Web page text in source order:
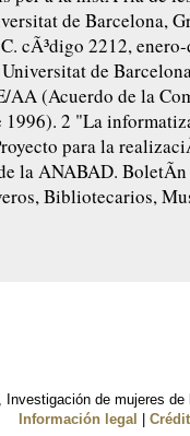
de Barcelona,
cÃ³digo 2212,
de
AA (Acuerdo de la
2 "La
para la
la ANABAD.
Bibliotecarios,
Investigación de mujeres
Información legal